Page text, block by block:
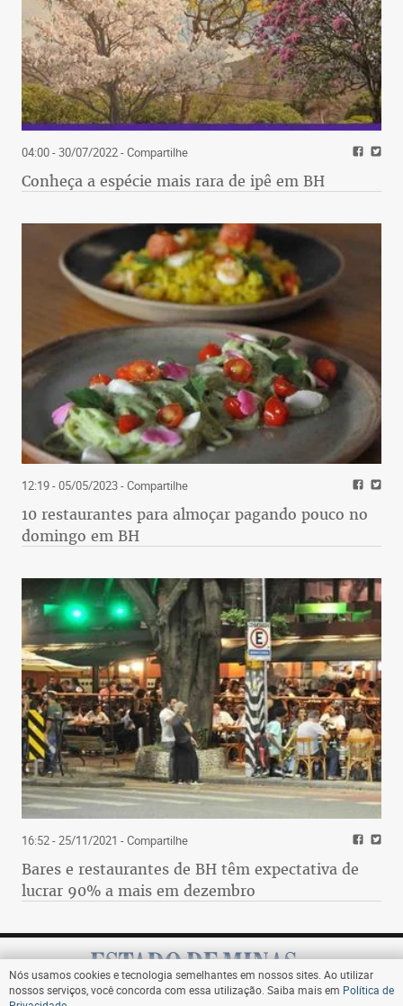
04:00 - 30/07/2022- Compartilhe
Conheça a espécie mais rara de ipê em BH
12:19 - 05/05/2023- Compartilhe
10 restaurantes para almoçar pagando pouco no
domingo em BH
16:52 - 25/11/2021 - Compartilhe
Bares e restaurantes de BH têm expectativa de
lucrar 90% a mais em dezembro
Nós usamos cookies e tecnologia semelhantes em nossos sites. Ao utilizar
nossos serviços, você concorda com essa utilização. Saiba mais em Política de